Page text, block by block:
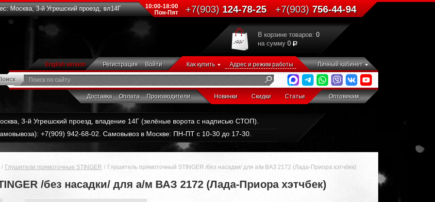
Москва, 3-й Угрешский проезд, вл14Г
10:00-18:00
Пон-Пят
+7(903)124-78-25 +7(903)756-44-94
В корзине товаров: 0
на сумму 0
English version Регистрация Войти Как купить Адрес и режим работы Личный кабинет
Доставка Оплата Производители Новинки Скидки Статьи Оптовикам
3-й Угрешский проезд, владение 14Г (зелёные ворота с надписью СТОП).
+7(909) 942-68-02. Самовывоз в Москве: ПН-ПТ с 10-30 до 17-30.
Глушители прямоточные STINGER Глушитель прямоточный STINGER /без насадки/ для а/м ВАЗ 2172 (Лада-Приора хэтчбек)
/без насадки/ для а/м ВАЗ 2172 (Лада-Приора хэтчбек)